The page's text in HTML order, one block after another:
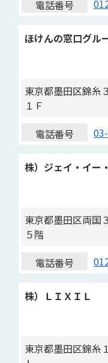
電話番号
ほけんの窓口グル
東京都墨田区錦
１Ｆ
電話番号
株）ジェイ・イー
東京都墨田区両
５階
電話番号
株）ＬＩＸＩＬ
東京都墨田区錦